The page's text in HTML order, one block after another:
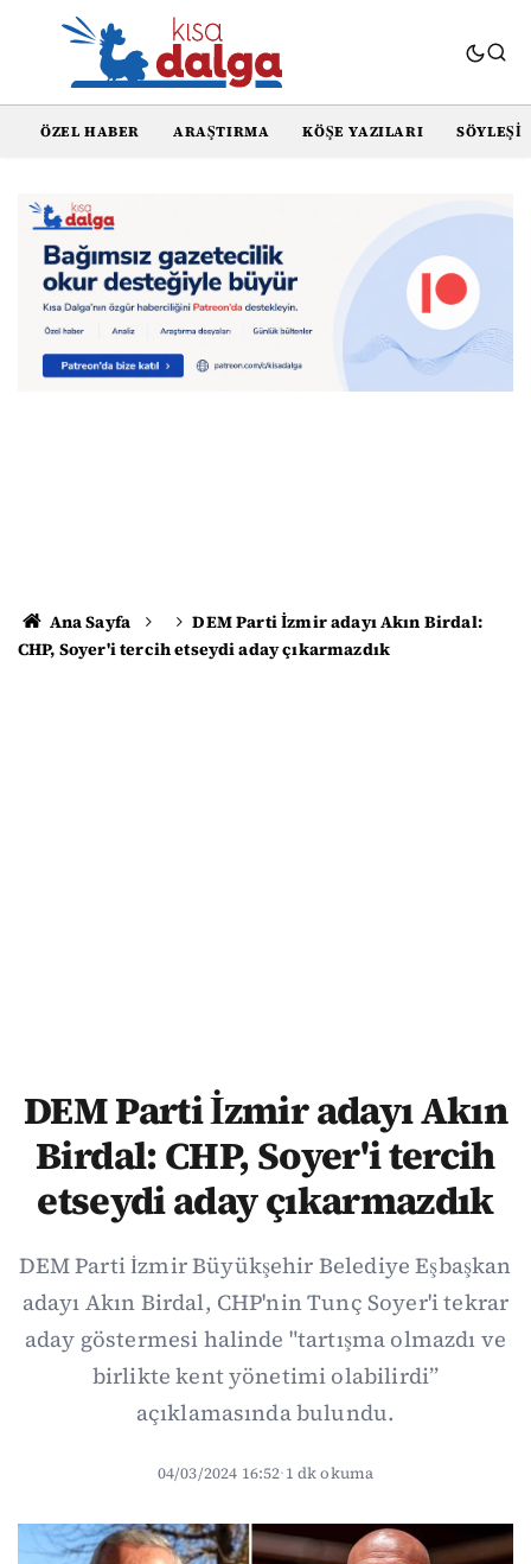
ÖZEL HABER ARAŞTIRMA KÖŞE YAZILARI SÖYLEŞI
Ana Sayfa
DEM Parti İzmir adayı Akın Birdal:
CHP, Soyer'i tercih etseydi aday çıkarmazdık
DEM Parti İzmir adayı Akın
Birdal: CHP, Soyer'i tercih
etseydi aday çıkarmazdık
DEM Parti İzmir Büyükşehir Belediye Eşbaşkan
adayı Akın Birdal, CHP'nin Tunç Soyer'i tekrar
aday göstermesi halinde "tartışma olmazdı ve
birlikte kent yönetimi olabilirdi”
açıklamasında bulundu.
04/03/2024 16:52·1 dk okuma